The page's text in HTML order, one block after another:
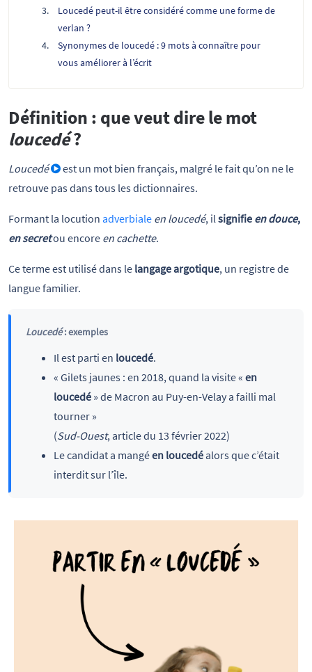
Loucedé peut-il être considéré comme une forme de
verlan ?
Synonymes de loucedé : 9 mots à connaître pour
vous améliorer à l’écrit
Définition : que veut dire le mot
loucedé?
Loucedé
est un mot bien français, malgré le fait qu’on ne le
retrouve pas dans tous les dictionnaires.
Formant la locution adverbiale en loucedé, ilsignifie en douce,
en secretou encore en cachette.
Ce terme est utilisé dans le langage argotique, un registre de
langue familier.
Loucedé: exemples
Il est parti en loucedé.
« Gilets jaunes : en 2018, quand la visite « en
loucedé» de Macron au Puy-en-Velay a failli mal
tourner »
(Sud-Ouest, article du 13 février 2022)
Le candidat a mangéen loucedéalors que c’était
interdit sur l’île.